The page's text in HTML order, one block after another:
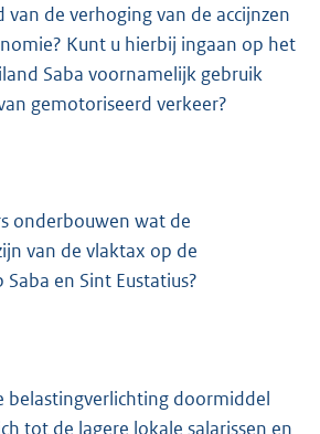
van de verhoging van de accijnzen
Kunt u hierbij ingaan op het
Saba voornamelijk gebruik
gemotoriseerd verkeer?
onderbouwen wat de
van de vlaktax op de
en Sint Eustatius?
belastingverlichting doormiddel
tot de lagere lokale salarissen en